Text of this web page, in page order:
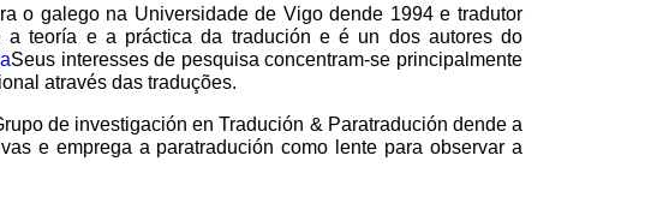
o galego na Universidade de Vigo dende 1994 e tradutor
a teoría e a práctica da tradución e é un dos autores do
Seus interesses de pesquisa concentram-se principalmente
através das traduções.
de investigación en Tradución & Paratradución dende a
e emprega a paratradución como lente para observar a